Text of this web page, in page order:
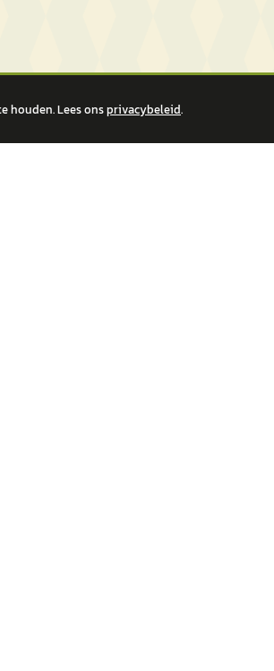
houden. Lees onsprivacybeleid.